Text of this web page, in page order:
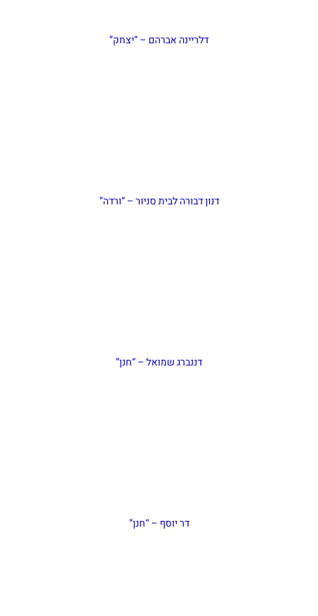
דלריינה אברהם – “יצחק”
דנון דבורה לבית סניור – “ורדה”
דננברג שמואל – “חנן”
דר יוסף – “חנן”